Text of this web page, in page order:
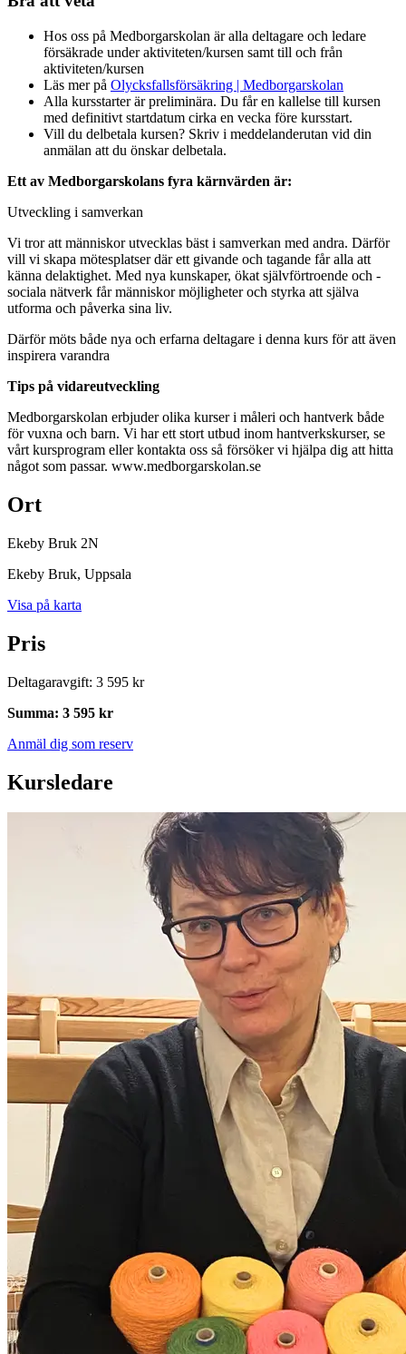
Hos oss på Medborgarskolan är alla deltagare och ledare
försäkrade under aktiviteten/kursen samt till och från
aktiviteten/kursen
Läs mer på Olycksfallsförsäkring | Medborgarskolan
Alla kursstarter är preliminära. Du får en kallelse till kursen
med definitivt startdatum cirka en vecka före kursstart.
Vill du delbetala kursen? Skriv i meddelanderutan vid din
anmälan att du önskar delbetala.
Ett av Medborgarskolans fyra kärnvärden är:
Utveckling i samverkan
Vi tror att människor utvecklas bäst i samverkan med andra. Därför
vill vi skapa mötesplatser där ett givande och tagande får alla att
känna delaktighet. Med nya kunskaper, ökat självförtroende och ­
sociala nätverk får människor möjligheter och styrka att själva
utforma och påverka sina liv.
Därför möts både nya och erfarna deltagare i denna kurs för att även
inspirera varandra
Tips på vidareutveckling
Medborgarskolan erbjuder olika kurser i måleri och hantverk både
för vuxna och barn. Vi har ett stort utbud inom hantverkskurser, se
vårt kursprogram eller kontakta oss så försöker vi hjälpa dig att hitta
något som passar. www.medborgarskolan.se
Ort
Ekeby Bruk 2N
Ekeby Bruk, Uppsala
Visa på karta
Pris
Deltagaravgift: 3 595 kr
Summa: 3 595 kr
Anmäl dig som reserv
Kursledare